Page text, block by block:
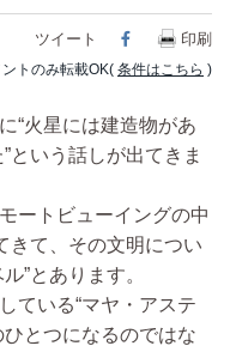
ツイート Facebook
印刷
ントのみ転載OK( 条件はこちら )
に“火星には建造物があ
という話しが出てきま
ートビューイングの中
きて、その文明につい
”とあります。
ている“マヤ・アステ
とつになるのではな